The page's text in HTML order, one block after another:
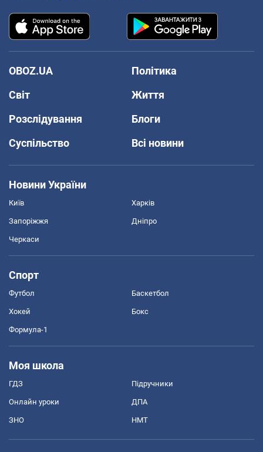
OBOZ.UA
Політика
Світ
Життя
Розслідування
Блоги
Суспільство
Всі новини
Новини України
Київ Харків
Запоріжжя Дніпро
Черкаси
Спорт
Футбол Баскетбол
Хокей Бокс
Формула-1
Моя школа
ГДЗ Підручники
Онлайн уроки ДПА
ЗНО НМТ